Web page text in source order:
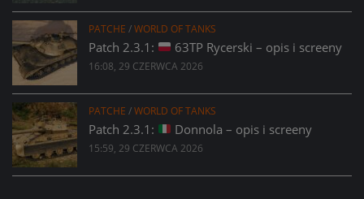
PATCHE /WORLD OF TANKS
Patch 2.3.1: 63TP Rycerski – opis i screeny
16:08, 29 CZERWCA 2026
PATCHE /WORLD OF TANKS
Patch 2.3.1: Donnola – opis i screeny
15:59, 29 CZERWCA 2026